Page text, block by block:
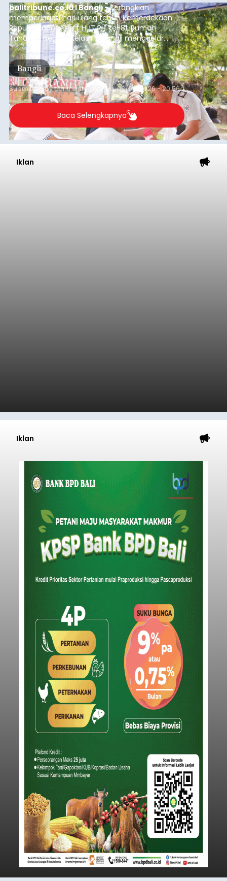
balitribune.co.id I Bangli -Serangkian
memperingati hari ulang tahun Kemerdekaan
Republik Indonesia ( HUT RI) ke-81, Rumah
Tahanan Negara Kelas II B Bangli menggelar
kegiatan pemeriksaan kesehatan gratis, Rabu
(6/8/2026).
Bangli
Submitted bycontributor Thu, 08/06/2026 - 20:56
Baca Selengkapnya
Iklan
Iklan